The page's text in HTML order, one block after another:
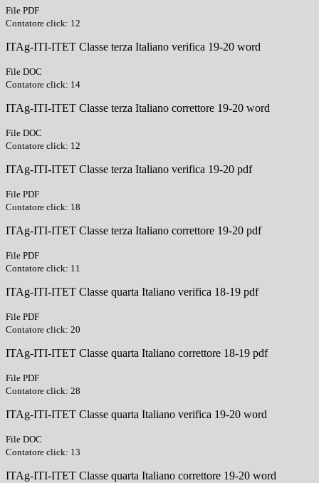
File PDF
Contatore click: 12
ITAg-ITI-ITET Classe terza Italiano verifica 19-20 word
File DOC
Contatore click: 14
ITAg-ITI-ITET Classe terza Italiano correttore 19-20 word
File DOC
Contatore click: 12
ITAg-ITI-ITET Classe terza Italiano verifica 19-20 pdf
File PDF
Contatore click: 18
ITAg-ITI-ITET Classe terza Italiano correttore 19-20 pdf
File PDF
Contatore click: 11
ITAg-ITI-ITET Classe quarta Italiano verifica 18-19 pdf
File PDF
Contatore click: 20
ITAg-ITI-ITET Classe quarta Italiano correttore 18-19 pdf
File PDF
Contatore click: 28
ITAg-ITI-ITET Classe quarta Italiano verifica 19-20 word
File DOC
Contatore click: 13
ITAg-ITI-ITET Classe quarta Italiano correttore 19-20 word